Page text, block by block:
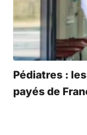
Pédiatres :
payés de